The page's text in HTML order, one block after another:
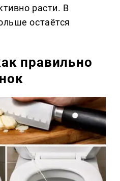
расти. В
остаётся
правильно